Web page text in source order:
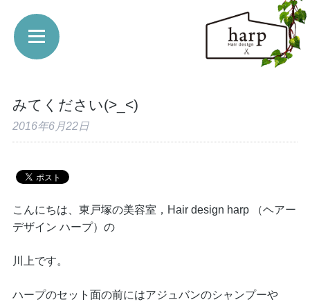
みてください(>_<)
2016年6月22日
こんにちは、東戸塚の美容室，Hair design harp （ヘアー
デザイン ハープ）の
川上です。
ハープのセット面の前にはアジュバンのシャンプーや